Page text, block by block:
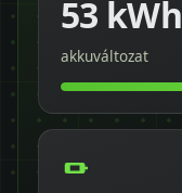
53 kWh
akkuváltozat